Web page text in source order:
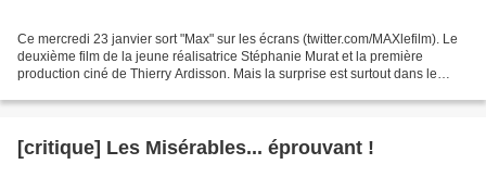
Ce mercredi 23 janvier sort "Max" sur les écrans (twitter.com/MAXlefilm). Le
deuxième film de la jeune réalisatrice Stéphanie Murat et la première
production ciné de Thierry Ardisson. Mais la surprise est surtout dans le
[critique] Les Misérables... éprouvant !